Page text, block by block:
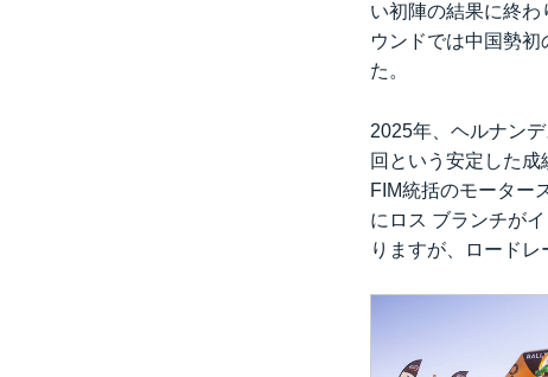
い初陣の結果に終
ウンドでは中国勢
た。
2025年、ヘルナン
回という安定した成
FIM統括のモーター
にロス ブランチが
りますが、ロード